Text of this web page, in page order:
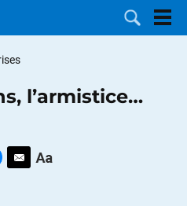
l’armistice…